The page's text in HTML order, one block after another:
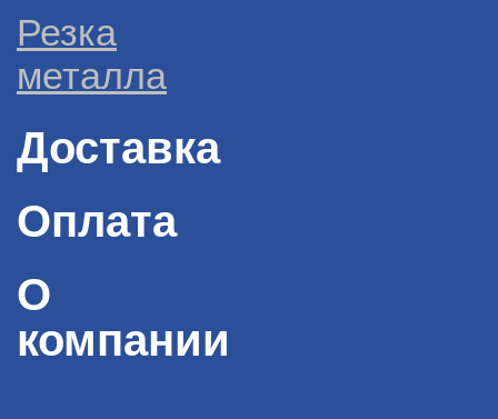
Резка
металла
Доставка
Оплата
О
компании